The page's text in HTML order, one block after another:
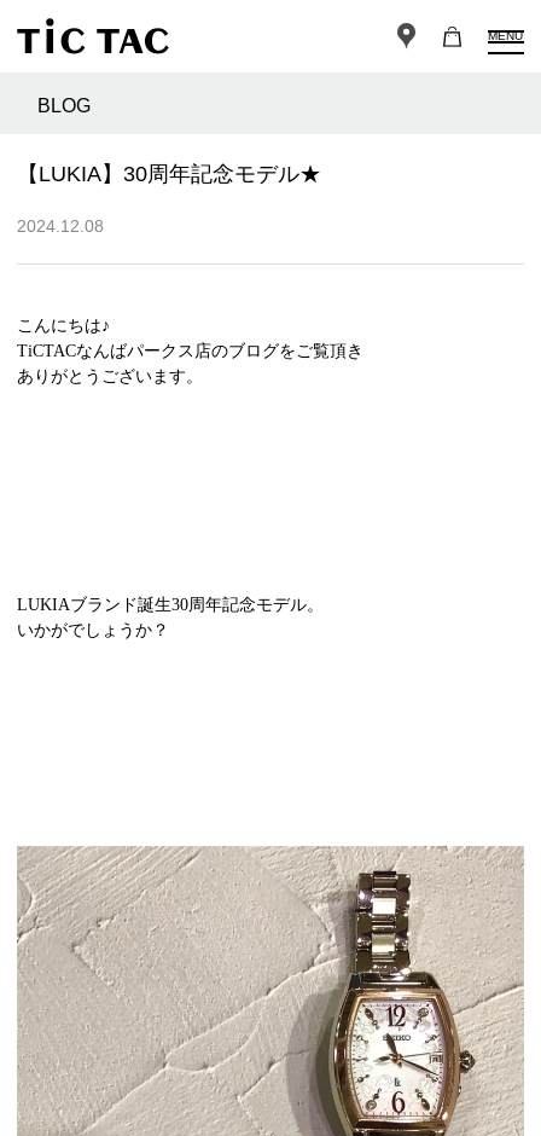
MENU
BLOG
【LUKIA】30周年記念モデル★
2024.12.08
こんにちは♪
TiCTACなんばパークス店のブログをご覧頂き
ありがとうございます。
LUKIAブランド誕生30周年記念モデル。
いかがでしょうか？